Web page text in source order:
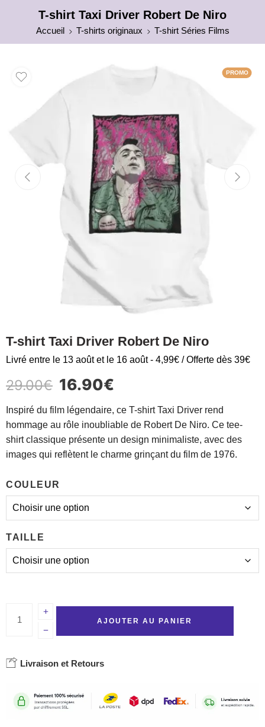
T-shirt Taxi Driver Robert De Niro
Accueil T-shirts originaux T-shirt Séries Films
PROMO
T-shirt Taxi Driver Robert De Niro
Livré entre le 13 août et le 16 août - 4,99€ / Offerte dès 39€
29.00€ 16.90€
Inspiré du film légendaire, ce T-shirt Taxi Driver rend
hommage au rôle inoubliable de Robert De Niro. Ce tee-
shirt classique présente un design minimaliste, avec des
images qui reflètent le charme grinçant du film de 1976.
COULEUR
TAILLE
AJOUTER AU PANIER
Livraison et Retours